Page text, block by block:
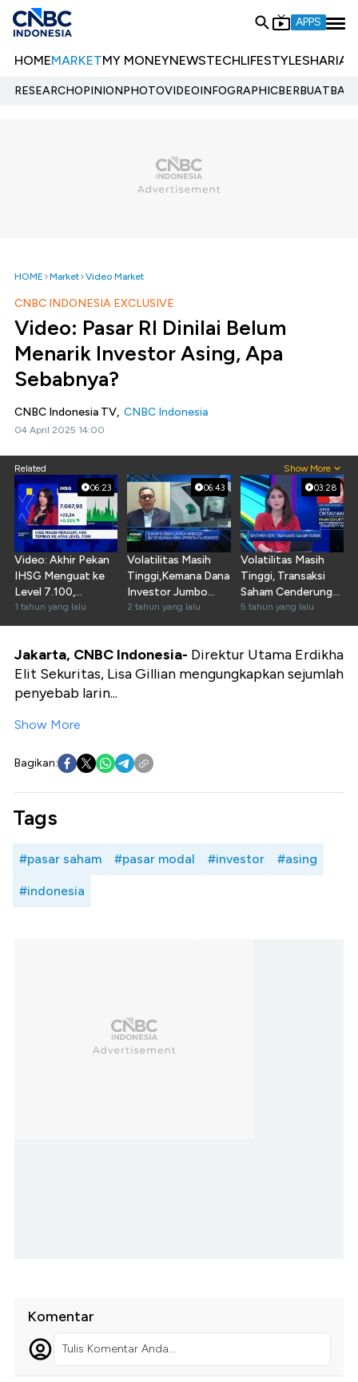
APPS
HOMEMARKETMY MONEYNEWSTECHLIFESTYLESHARIA
RESEARCHOPINIONPHOTOVIDEOINFOGRAPHIC
HOME Market Video Market
CNBC INDONESIA EXCLUSIVE
Video: Pasar RI Dinilai Belum
Menarik Investor Asing, Apa
Sebabnya?
CNBC Indonesia TV, CNBC Indonesia
04 April 2025 14:00
Related Show More
06:23
Video: Akhir Pekan
IHSG Menguat ke
Level 7.100,
Bertahan Berapa
Lama?
1 tahun yang lalu
06:43
Volatilitas Masih
Tinggi,Kemana Dana
Investor Jumbo
Berlabuh?
2 tahun yang lalu
03:28
Volatilitas Masih
Tinggi, Transaksi
Saham Cenderung
Sepi
5 tahun yang lalu
Jakarta, CNBC Indonesia- Direktur Utama Erdikha
Elit Sekuritas, Lisa Gillian mengungkapkan sejumlah
penyebab larin...
Show More
Bagikan:
Tags
#pasar saham #pasar modal #investor #asing
#indonesia
Komentar
Tulis Komentar Anda...